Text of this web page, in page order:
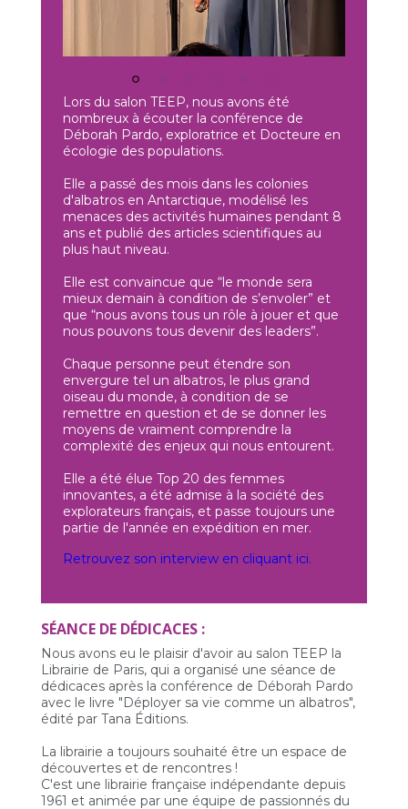
Lors du salon TEEP, nous avons été
nombreux à écouter la conférence de
Déborah Pardo, exploratrice et Docteure en
écologie des populations.
Elle a passé des mois dans les colonies
d'albatros en Antarctique, modélisé les
menaces des activités humaines pendant 8
ans et publié des articles scientifiques au
plus haut niveau.
Elle est convaincue que “le monde sera
mieux demain à condition de s’envoler” et
que “nous avons tous un rôle à jouer et que
nous pouvons tous devenir des leaders”.
Chaque personne peut étendre son
envergure tel un albatros, le plus grand
oiseau du monde, à condition de se
remettre en question et de se donner les
moyens de vraiment comprendre la
complexité des enjeux qui nous entourent.
Elle a été élue Top 20 des femmes
innovantes, a été admise à la société des
explorateurs français, et passe toujours une
partie de l'année en expédition en mer.
Retrouvez son interview en cliquant ici.
SÉANCE DE DÉDICACES :
Nous avons eu le plaisir d'avoir au salon TEEP la
Librairie de Paris, qui a organisé une séance de
dédicaces après la conférence de Déborah Pardo
avec le livre "Déployer sa vie comme un albatros",
édité par Tana Éditions.
La librairie a toujours souhaité être un espace de
découvertes et de rencontres !
C'est une librairie française indépendante depuis
1961 et animée par une équipe de passionnés du